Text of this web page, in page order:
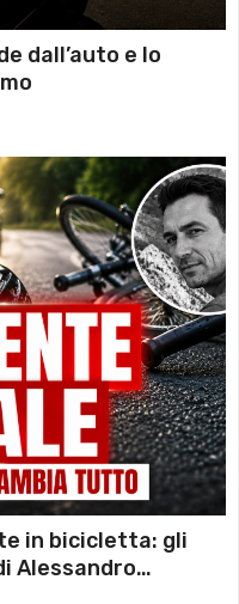
dall’auto e lo
in bicicletta: gli
Alessandro